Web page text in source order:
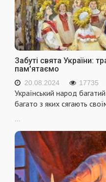
Забуті свята України:
пам'ятаємо
20.08.2024 17735
Український народ
багато з яких сягають